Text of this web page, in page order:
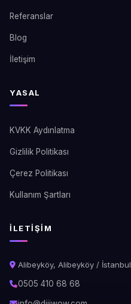
Referanslar
Blog
İletişim
YASAL
KVKK Aydınlatma
Gizlilik Politikası
Çerez Politikası
Kullanım Şartları
İLETIŞIM
Alibeyköy, Alibeyköy / İstanbul
0505 410 68 68